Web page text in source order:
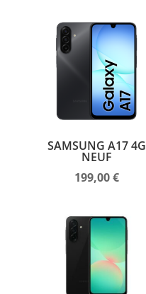
SAMSUNG A17 4G
NEUF
199,00€